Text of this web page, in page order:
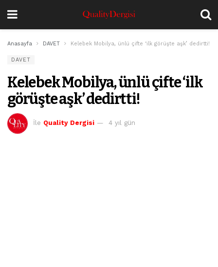
Anasayfa DAVET Kelebek Mobilya, ünlü çifte ‘ilk görüşte aşk’ dedirtti!
DAVET
Kelebek Mobilya, ünlü çifte ‘ilk
görüşte aşk’ dedirtti!
İle Quality Dergisi 4 yıl gün